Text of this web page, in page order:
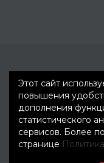
Этот сайт
повышения
дополнения
статистического
сервисов. Более
странице